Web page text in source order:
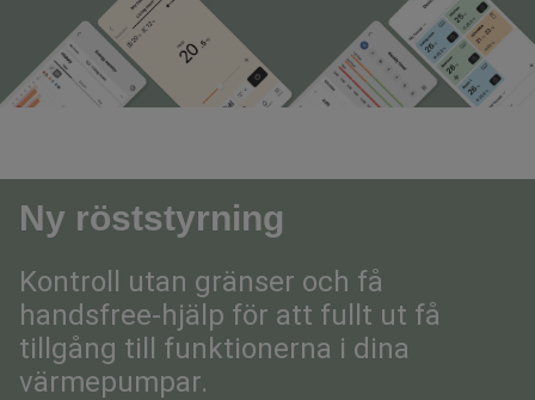
Ny röststyrning
Kontroll utan gränser och få
handsfree-hjälp för att fullt ut få
tillgång till funktionerna i dina
värmepumpar.